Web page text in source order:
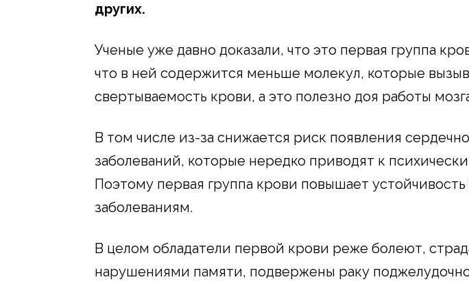
других.
Ученые уже давно доказали, что это первая группа
что в ней содержится меньше молекул, которые
свертываемость крови, а это полезно доя работы
В том числе из-за снижается риск появления
заболеваний, которые нередко приводят к
Поэтому первая группа крови повышает
заболеваниям.
В целом обладатели первой крови реже болеют,
нарушениями памяти, подвержены раку